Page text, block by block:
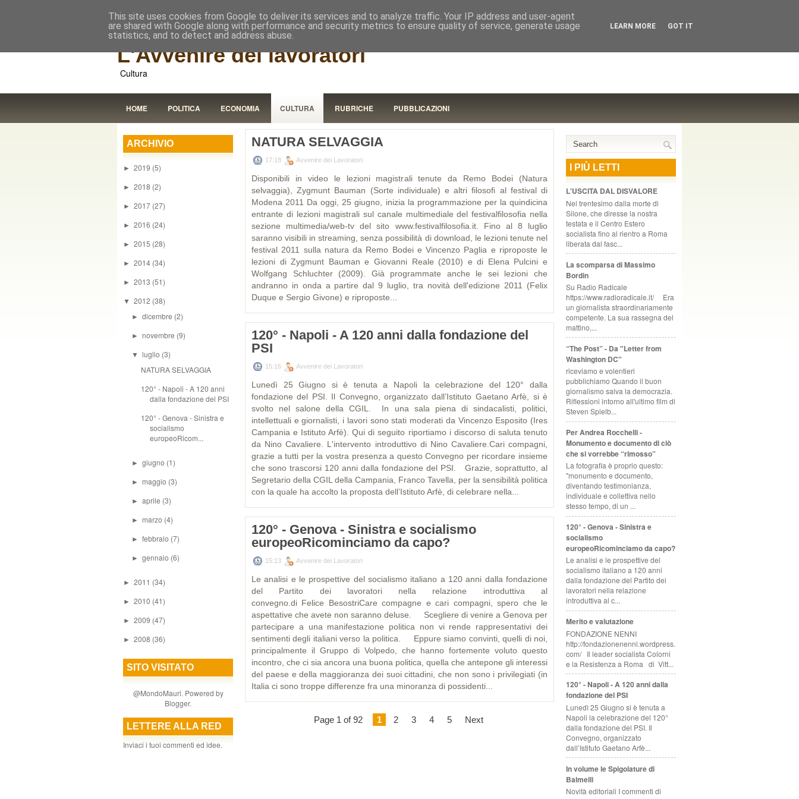
RISTORANTE COOPERATIVO, ZURIGO
L'Avvenire dei lavoratori
Cultura
HOME POLITICA ECONOMIA CULTURA RUBRICHE PUBBLICAZIONI
ARCHIVIO
► 2019 (5)
► 2018 (2)
► 2017 (27)
► 2016 (24)
► 2015 (28)
► 2014 (34)
► 2013 (51)
▼ 2012 (38)
►dicembre (2)
►novembre (9)
▼ luglio (3)
NATURA SELVAGGIA
120° - Napoli - A 120 anni
dalla fondazione del PSI
120° - Genova - Sinistra e
socialismo
europeoRicom...
►giugno (1)
► maggio (3)
►aprile (3)
► marzo (4)
►febbraio (7)
►gennaio (6)
► 2011 (34)
► 2010 (41)
► 2009 (47)
► 2008 (36)
SITO VISITATO
@MondoMauri. Powered by
Blogger.
LETTERE ALLA RED
Inviaci i tuoi commenti ed idee.
NATURA SELVAGGIA
17:18 Avvenire dei Lavoratori
Disponibili in video le lezioni magistrali tenute da Remo Bodei (Natura
selvaggia), Zygmunt Bauman (Sorte individuale) e altri filosofi al festival di
Modena 2011 Da oggi, 25 giugno, inizia la programmazione per la quindicina
entrante di lezioni magistrali sul canale multimediale del festivalfilosofia nella
sezione multimedia/web-tv del sito www.festivalfilosofia.it. Fino al 8 luglio
saranno visibili in streaming, senza possibilità di download, le lezioni tenute nel
festival 2011 sulla natura da Remo Bodei e Vincenzo Paglia e riproposte le
lezioni di Zygmunt Bauman e Giovanni Reale (2010) e di Elena Pulcini e
Wolfgang Schluchter (2009). Già programmate anche le sei lezioni che
andranno in onda a partire dal 9 luglio, tra novità dell'edizione 2011 (Felix
Duque e Sergio Givone) e riproposte...
120° - Napoli - A 120 anni dalla fondazione del
PSI
15:16 Avvenire dei Lavoratori
Lunedì 25 Giugno si è tenuta a Napoli la celebrazione del 120° dalla
fondazione del PSI. Il Convegno, organizzato dall’Istituto Gaetano Arfè, si è
svolto nel salone della CGIL. In una sala piena di sindacalisti, politici,
intellettuali e giornalisti, i lavori sono stati moderati da Vincenzo Esposito (Ires
Campania e Istituto Arfè). Qui di seguito riportiamo i discorso di saluta tenuto
da Nino Cavaliere. L'intervento introduttivo di Nino Cavaliere.Cari compagni,
grazie a tutti per la vostra presenza a questo Convegno per ricordare insieme
che sono trascorsi 120 anni dalla fondazione del PSI. Grazie, soprattutto, al
Segretario della CGIL della Campania, Franco Tavella, per la sensibilità politica
con la quale ha accolto la proposta dell’Istituto Arfè, di celebrare nella...
120° - Genova - Sinistra e socialismo
europeoRicominciamo da capo?
15:13 Avvenire dei Lavoratori
Le analisi e le prospettive del socialismo italiano a 120 anni dalla fondazione
del Partito dei lavoratori nella relazione introduttiva al
convegno.di Felice BesostriCare compagne e cari compagni, spero che le
aspettative che avete non saranno deluse. Scegliere di venire a Genova per
partecipare a una manifestazione politica non vi rende rappresentativi dei
sentimenti degli italiani verso la politica. Eppure siamo convinti, quelli di noi,
principalmente il Gruppo di Volpedo, che hanno fortemente voluto questo
incontro, che ci sia ancora una buona politica, quella che antepone gli interessi
del paese e della maggioranza dei suoi cittadini, che non sono i privilegiati (in
Italia ci sono troppe differenze fra una minoranza di possidenti...
Page 1 of 92 1 2 3 4 5 Next
I PIÙ LETTI
L'USCITA DAL DISVALORE
Nel trentesimo dalla morte di
Silone, che diresse la nostra
testata e il Centro Estero
socialista fino al rientro a Roma
liberata dal fasc...
La scomparsa di Massimo
Bordin
Su Radio Radicale
https://www.radioradicale.it/ Era
un giornalista straordinariamente
competente. La sua rassegna del
mattino,...
“The Post” - Da "Letter from
Washington DC"
riceviamo e volentieri
pubblichiamo Quando il buon
giornalismo salva la democrazia.
Riflessioni intorno all'ultimo film di
Steven Spielb...
Per Andrea Rocchelli -
Monumento e documento di ciò
che si vorrebbe “rimosso”
La fotografia è proprio questo:
"monumento e documento,
diventando testimonianza,
individuale e collettiva nello
stesso tempo, di un ...
120° - Genova - Sinistra e
socialismo
europeoRicominciamo da capo?
Le analisi e le prospettive del
socialismo italiano a 120 anni
dalla fondazione del Partito dei
lavoratori nella relazione
introduttiva al c...
Merito e valutazione
FONDAZIONE NENNI
http://fondazionenenni.wordpress.
com/ Il leader socialista Colorni
e la Resistenza a Roma di Vitt...
120° - Napoli - A 120 anni dalla
fondazione del PSI
Lunedì 25 Giugno si è tenuta a
Napoli la celebrazione del 120°
dalla fondazione del PSI. Il
Convegno, organizzato
dall’Istituto Gaetano Arfè...
In volume le Spigolature di
Balmelli
Novità editoriali I commenti di
This site uses cookies from Google to deliver its services and to analyze traffic. Your IP address and user-agent
are shared with Google along with performance and security metrics to ensure quality of service, generate usage
statistics, and to detect and address abuse.
LEARN MORE GOT IT